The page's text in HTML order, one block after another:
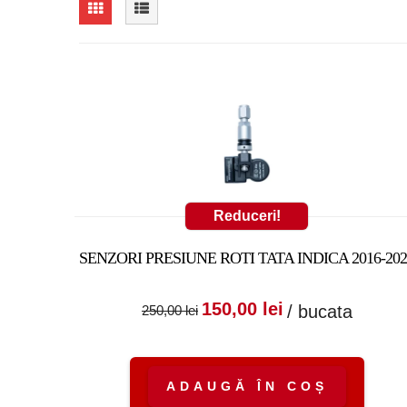
Reduceri!
SENZORI PRESIUNE ROTI TATA INDICA 2016-
250,00lei
Prețul inițial a fost:
150,00 lei Prețul curent
150,00 lei.
/ bucata
ADAUGĂ ÎN COȘ